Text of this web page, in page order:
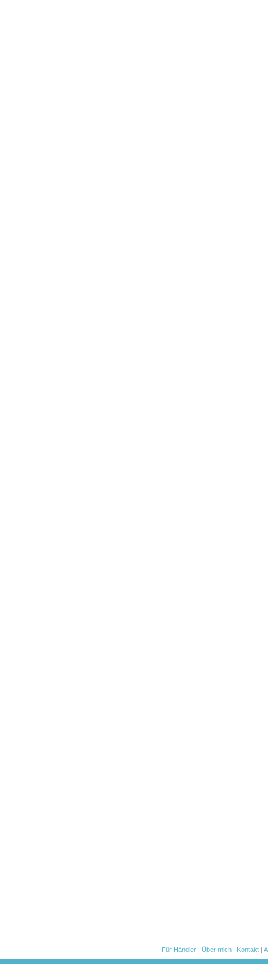
Für Händler | Über mich | Kontakt |